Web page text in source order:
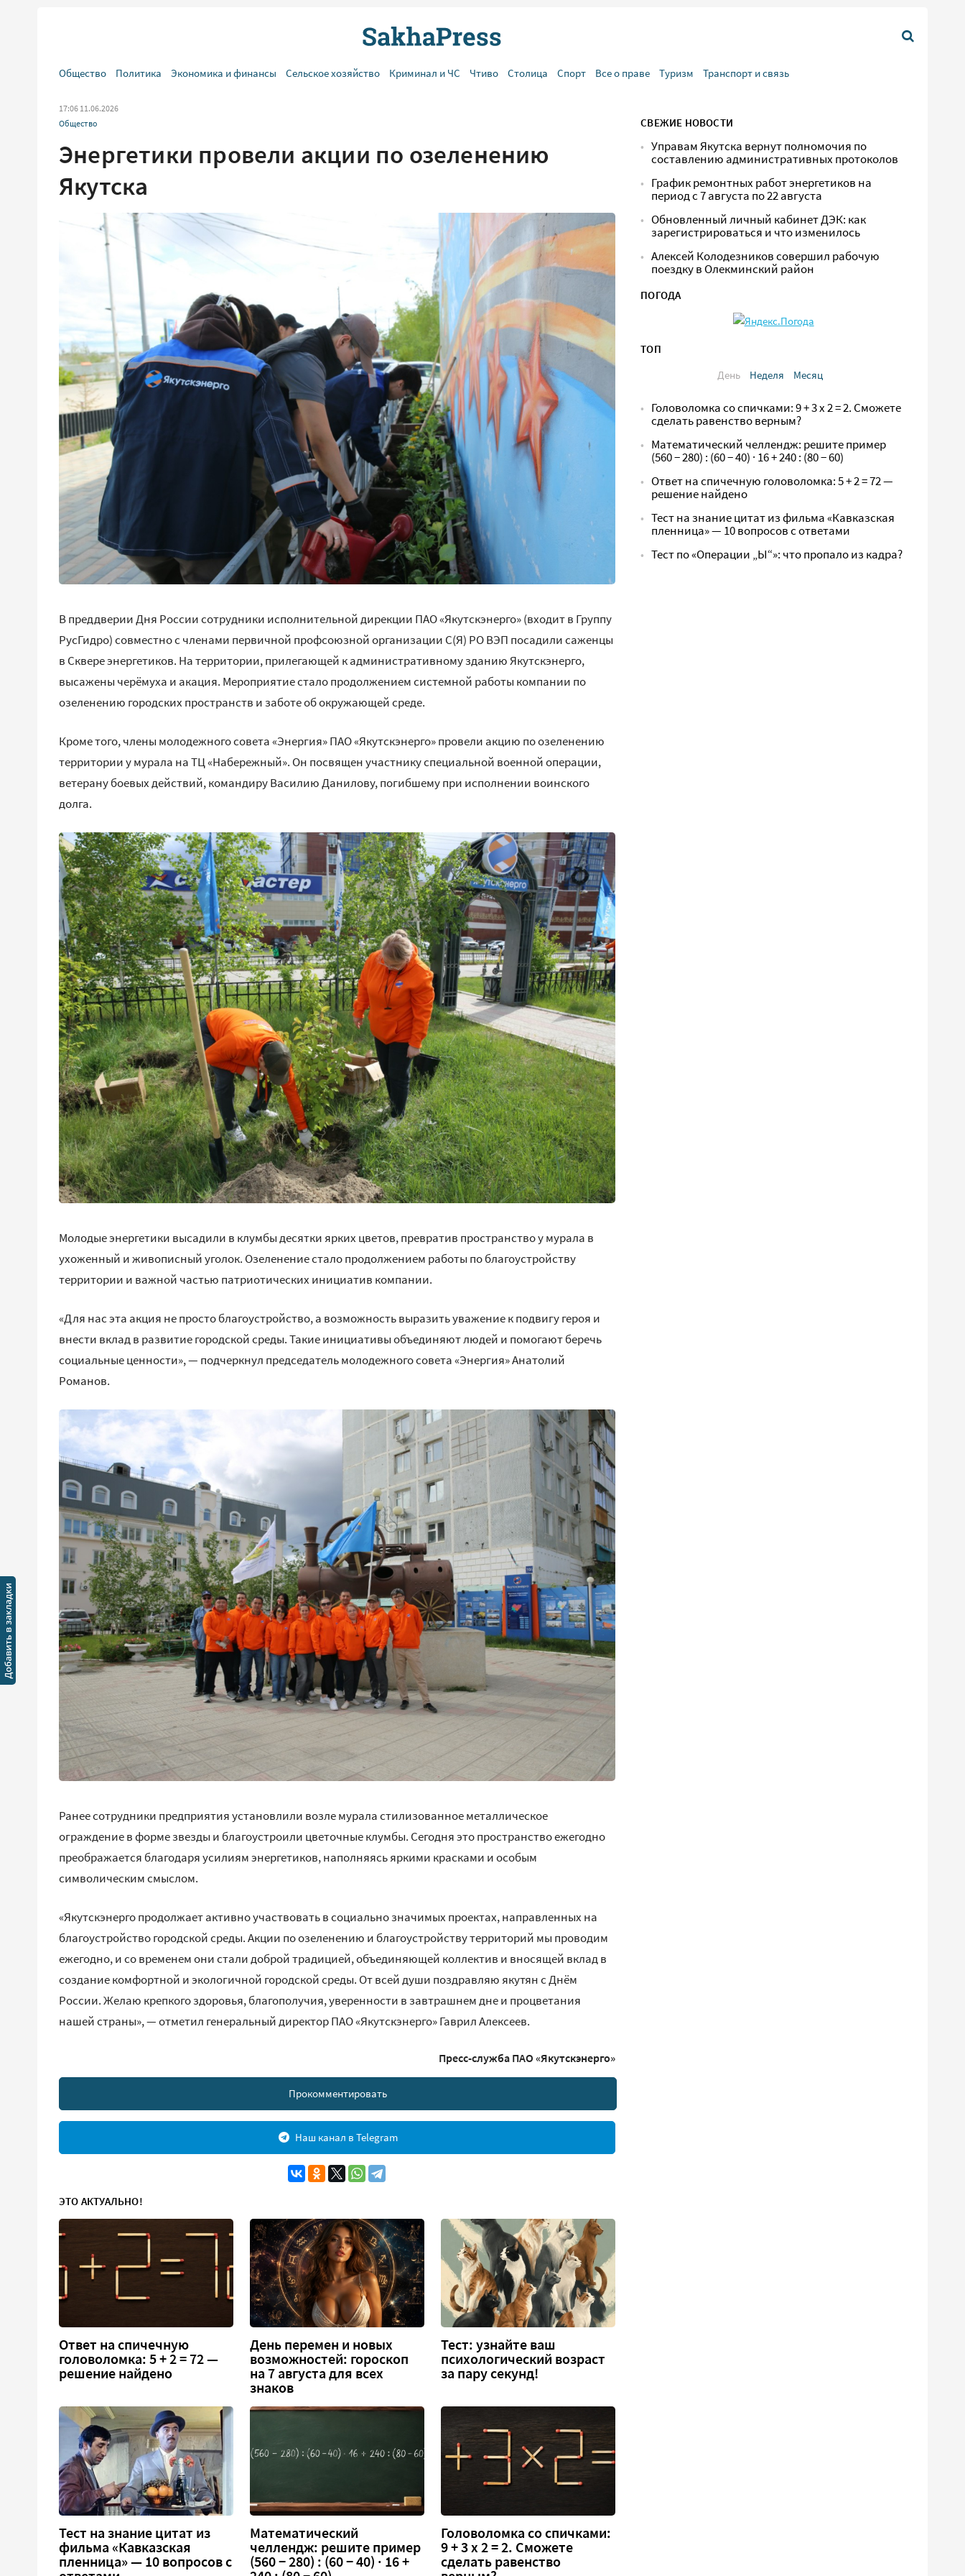
Общество Политика Экономика и финансы Сельское хозяйство Криминал и ЧС Чтиво Столица Спорт Все о праве Туризм Транспорт и связь
17:06 11.06.2026
Общество
Энергетики провели акции по озеленению
Якутска
В преддверии Дня России сотрудники исполнительной дирекции ПАО «Якутскэнерго» (входит в Группу
РусГидро) совместно с членами первичной профсоюзной организации С(Я) РО ВЭП посадили саженцы
в Сквере энергетиков. На территории, прилегающей к административному зданию Якутскэнерго,
высажены черёмуха и акация. Мероприятие стало продолжением системной работы компании по
озеленению городских пространств и заботе об окружающей среде.
Кроме того, члены молодежного совета «Энергия» ПАО «Якутскэнерго» провели акцию по озеленению
территории у мурала на ТЦ «Набережный». Он посвящен участнику специальной военной операции,
ветерану боевых действий, командиру Василию Данилову, погибшему при исполнении воинского
долга.
Молодые энергетики высадили в клумбы десятки ярких цветов, превратив пространство у мурала в
ухоженный и живописный уголок. Озеленение стало продолжением работы по благоустройству
территории и важной частью патриотических инициатив компании.
«Для нас эта акция не просто благоустройство, а возможность выразить уважение к подвигу героя и
внести вклад в развитие городской среды. Такие инициативы объединяют людей и помогают беречь
социальные ценности», — подчеркнул председатель молодежного совета «Энергия» Анатолий
Романов.
Ранее сотрудники предприятия установлили возле мурала стилизованное металлическое
ограждение в форме звезды и благоустроили цветочные клумбы. Сегодня это пространство ежегодно
преображается благодаря усилиям энергетиков, наполняясь яркими красками и особым
символическим смыслом.
«Якутскэнерго продолжает активно участвовать в социально значимых проектах, направленных на
благоустройство городской среды. Акции по озеленению и благоустройству территорий мы проводим
ежегодно, и со временем они стали доброй традицией, объединяющей коллектив и вносящей вклад в
создание комфортной и экологичной городской среды. От всей души поздравляю якутян с Днём
России. Желаю крепкого здоровья, благополучия, уверенности в завтрашнем дне и процветания
нашей страны», — отметил генеральный директор ПАО «Якутскэнерго» Гаврил Алексеев.
Пресс-служба ПАО «Якутскэнерго»
Прокомментировать
Наш канал в Telegram
ЭТО АКТУАЛЬНО!
Ответ на спичечную
головоломка: 5 + 2 = 72 —
решение найдено
День перемен и новых
возможностей: гороскоп
на 7 августа для всех
знаков
Тест: узнайте ваш
психологический возраст
за пару секунд!
Тест на знание цитат из
фильма «Кавказская
пленница» — 10 вопросов с
Математический
челлендж: решите пример
(560 − 280) : (60 − 40) · 16 +
Головоломка со спичками:
9 + 3 х 2 = 2. Сможете
сделать равенство
СВЕЖИЕ НОВОСТИ
Управам Якутска вернут полномочия по
составлению административных протоколов
График ремонтных работ энергетиков на
период с 7 августа по 22 августа
Обновленный личный кабинет ДЭК: как
зарегистрироваться и что изменилось
Алексей Колодезников совершил рабочую
поездку в Олекминский район
ПОГОДА
ТОП
День
Неделя Месяц
Головоломка со спичками: 9 + 3 х 2 = 2. Сможете
сделать равенство верным?
Математический челлендж: решите пример
(560 − 280) : (60 − 40) · 16 + 240 : (80 − 60)
Ответ на спичечную головоломка: 5 + 2 = 72 —
решение найдено
Тест на знание цитат из фильма «Кавказская
пленница» — 10 вопросов с ответами
Тест по «Операции „Ы“»: что пропало из кадра?